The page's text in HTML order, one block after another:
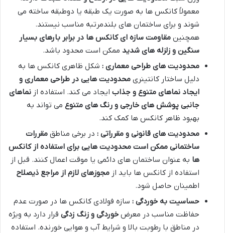
معمولاً کانکس ها به صورت یک طبقه یا دوطبقه ساخته می
شوند و برای ساختمان های بلندمرتبه مناسب نیستند.
همچنین مقاومت سازه ای کانکس ها در برابر بارهای بسیار
سنگین و زلزله های شدید ممکن است محدود باشد.
محدودیت های طراحی معماری : شکل ظاهری کانکس ها به
دلیل ساختار کانتینری محدودیت هایی در طراحی معماری و
ایجاد نماهای متنوع و جذاب ایجاد می کند. استفاده از نماهای
جانبی پوشش های خارجی و رنگ های متنوع می تواند به
بهبود ظاهر کانکس ها کمک کند.
محدودیت های قانونی و مقرراتی : در برخی مناطق مقررات
ساختمانی ممکن است محدودیت هایی برای استفاده از کانکس
ها به عنوان ساختمان های دائمی یا موقت اعمال کنند. قبل از
استفاده از کانکس ها باید از مجوزهای لازم از مراجع ذیصلاح
اطمینان حاصل شود.
حساسیت به خوردگی : سازه فولادی کانکس ها در صورت عدم
حفاظت مناسب در معرض خوردگی و زنگ زدگی قرار دارد به ویژه
در مناطق با رطوبت بالا و شرایط آب و هوایی خورنده. استفاده